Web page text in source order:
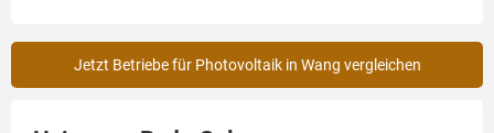
Jetzt Betriebe für Photovoltaik in Wang vergleichen